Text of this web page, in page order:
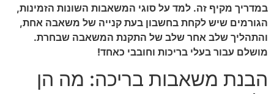
במדריך מקיף זה. למד על סוגי המשאבות השונות הזמינות,
הגורמים שיש לקחת בחשבון בעת קנייה של משאבה אחת,
והתהליך שלב אחר שלב של התקנת המשאבה שבחרת.
מושלם עבור בעלי בריכות וחובבי כאחד!
הבנת משאבות בריכה: מה הן